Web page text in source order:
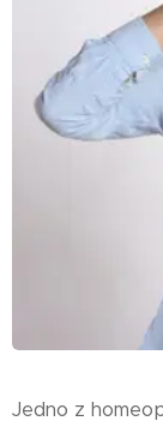
Jedno z